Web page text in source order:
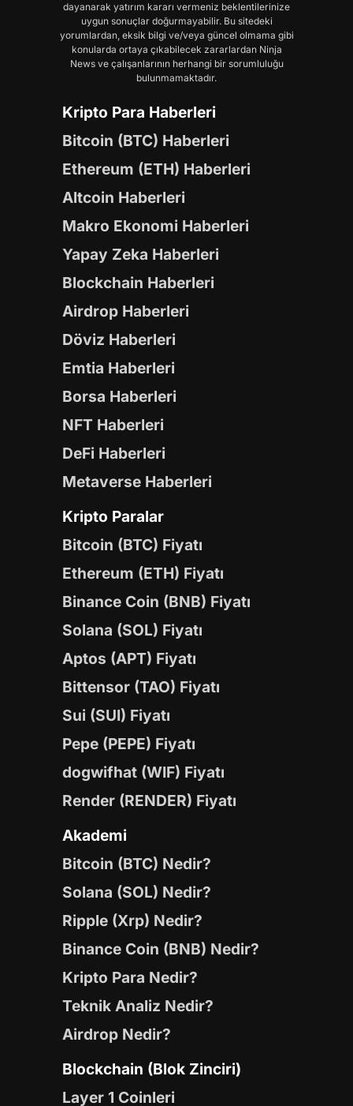
dayanarak yatırım kararı vermeniz beklentilerinize
uygun sonuçlar doğurmayabilir. Bu sitedeki
yorumlardan, eksik bilgi ve/veya güncel olmama gibi
konularda ortaya çıkabilecek zararlardan Ninja
News ve çalışanlarının herhangi bir sorumluluğu
bulunmamaktadır.
Kripto Para Haberleri
Bitcoin (BTC) Haberleri
Ethereum (ETH) Haberleri
Altcoin Haberleri
Makro Ekonomi Haberleri
Yapay Zeka Haberleri
Blockchain Haberleri
Airdrop Haberleri
Döviz Haberleri
Emtia Haberleri
Borsa Haberleri
NFT Haberleri
DeFi Haberleri
Metaverse Haberleri
Kripto Paralar
Bitcoin (BTC) Fiyatı
Ethereum (ETH) Fiyatı
Binance Coin (BNB) Fiyatı
Solana (SOL) Fiyatı
Aptos (APT) Fiyatı
Bittensor (TAO) Fiyatı
Sui (SUI) Fiyatı
Pepe (PEPE) Fiyatı
dogwifhat (WIF) Fiyatı
Render (RENDER) Fiyatı
Akademi
Bitcoin (BTC) Nedir?
Solana (SOL) Nedir?
Ripple (Xrp) Nedir?
Binance Coin (BNB) Nedir?
Kripto Para Nedir?
Teknik Analiz Nedir?
Airdrop Nedir?
Blockchain (Blok Zinciri)
Layer 1 Coinleri